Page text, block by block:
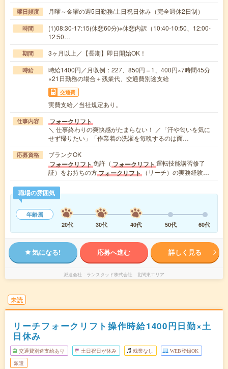
曜日頻度 月曜～金曜の週5日勤務/土日祝日休み（完全週休2日制）
時間
(1)08:30-17:15(休憩60分)※休憩内訳（10:40-10:50、12:00-
12:50…
期間 3ヶ月以上／【長期】即日開始OK！
時給
時給1400円／月収例：227、850円＝1、400円×7時間45分
×21日勤務の場合＋残業代、交通費別途支給
交通費
実費支給／当社規定あり。
仕事内容 フォークリフト
＼ 仕事終わりの爽快感がたまらない！ ／「汗や匂いを気に
せず帰りたい」「作業着の洗濯を毎晩するのは面…
応募資格 ブランクOK
フォークリフト免許（ フォークリフト運転技能講習修了
証）をお持ちの方フォークリフト （リーチ）の実務経験…
職場の雰囲気
年齢層
20代
30代 40代 50代 60代
気になる! 応募へ進む 詳しく見る
派遣会社 ランスタッド株式会社 北関東エリア
未読
リーチフォークリフト操作時給1400円日勤×土
日休み
交通費別途支給あり 土日祝日が休み 残業なし WEB登録OK
派遣